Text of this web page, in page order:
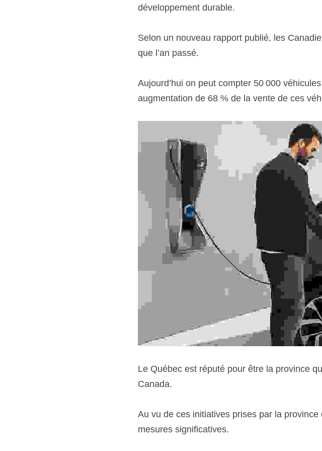
développement durable.
Selon un nouveau rapport publié, les
que l’an passé.
Aujourd’hui on peut compter 50 000
augmentation de 68 % de la vente de ces
Le Québec est réputé pour être la province
Canada.
Au vu de ces initiatives prises par la
mesures significatives.